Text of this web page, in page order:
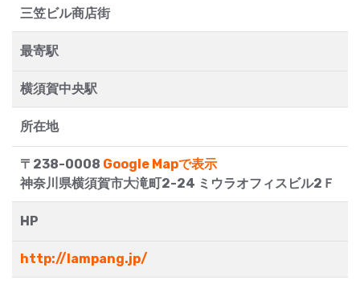
三笠ビル商店街
最寄駅
横須賀中央駅
所在地
〒238-0008 Google Mapで表示
神奈川県横須賀市大滝町2-24 ミウラオフィスビル2Ｆ
HP
http://lampang.jp/